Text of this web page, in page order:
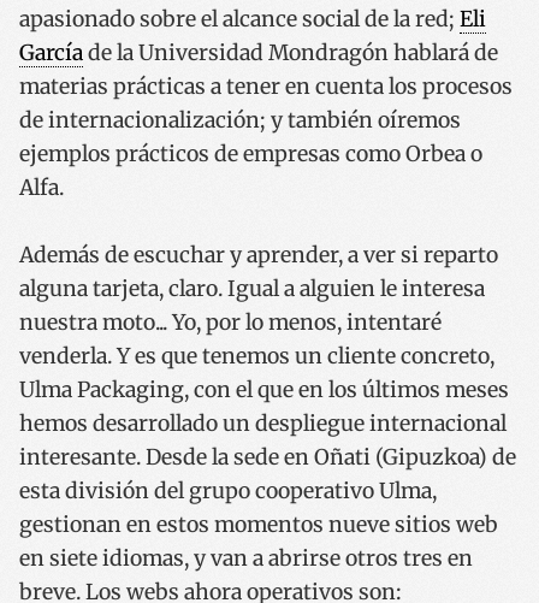
apasionado sobre el alcance social de la red; Eli
Garcíade la Universidad Mondragón hablará de
materias prácticas a tener en cuenta los procesos
de internacionalización; y también oíremos
ejemplos prácticos de empresas como Orbea o
Alfa.
Además de escuchar y aprender, a ver si reparto
alguna tarjeta, claro. Igual a alguien le interesa
nuestra moto... Yo, por lo menos, intentaré
venderla. Y es que tenemos un cliente concreto,
Ulma Packaging, con el que en los últimos meses
hemos desarrollado un despliegue internacional
interesante. Desde la sede en Oñati (Gipuzkoa) de
esta división del grupo cooperativo Ulma,
gestionan en estos momentos nueve sitios web
en siete idiomas, y van a abrirse otros tres en
breve. Los webs ahora operativos son: